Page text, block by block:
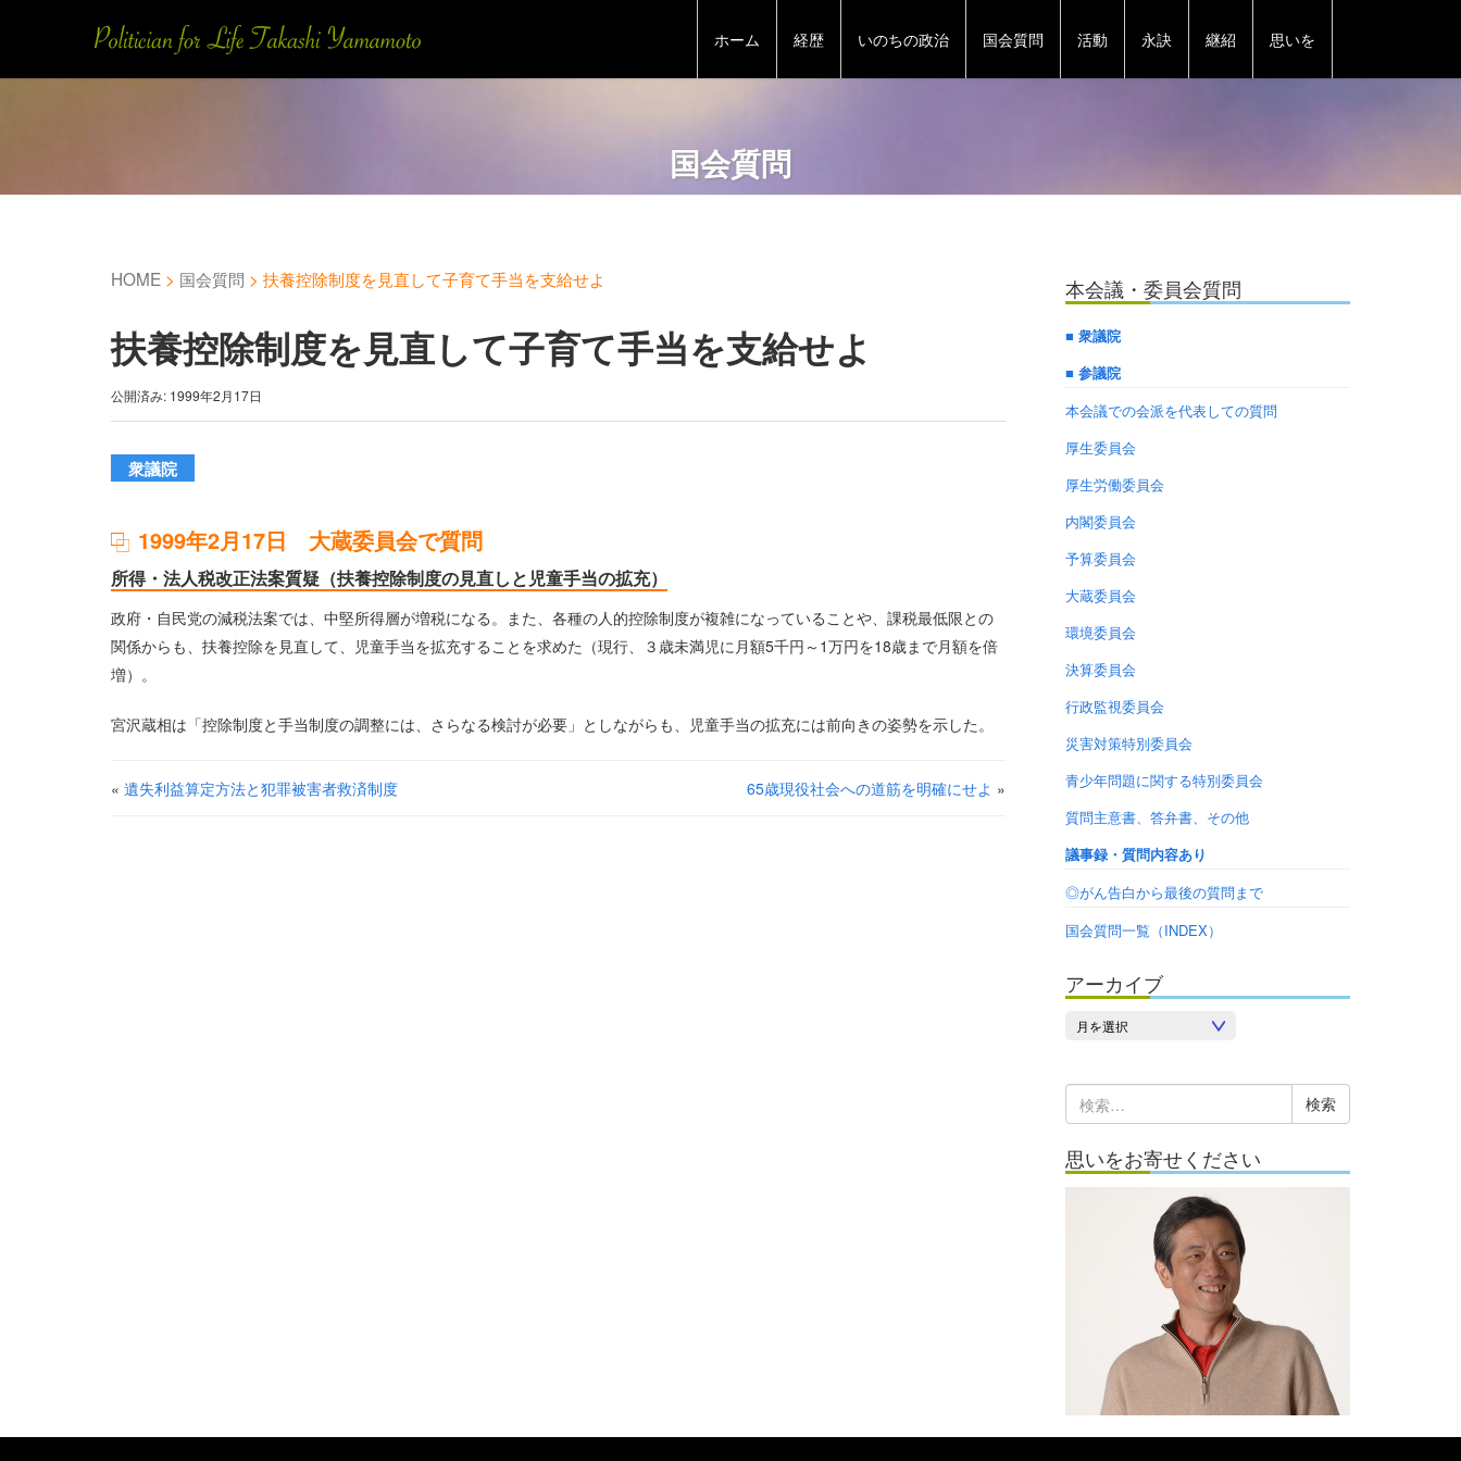
ホーム 経歴 いのちの政治 国会質問 活動 永訣 継紹 思いを
国会質問
HOME > 国会質問 > 扶養控除制度を見直して子育て手当を支給せよ
扶養控除制度を見直して子育て手当を支給せよ
公開済み: 1999年2月17日
衆議院
1999年2月17日 大蔵委員会で質問
所得・法人税改正法案質疑（扶養控除制度の見直しと児童手当の拡充）
政府・自民党の減税法案では、中堅所得層が増税になる。また、各種の人的控除制度が複雑になっていることや、課税最低限との
関係からも、扶養控除を見直して、児童手当を拡充することを求めた（現行、３歳未満児に月額5千円～1万円を18歳まで月額を倍
増）。
宮沢蔵相は「控除制度と手当制度の調整には、さらなる検討が必要」としながらも、児童手当の拡充には前向きの姿勢を示した。
« 遺失利益算定方法と犯罪被害者救済制度 65歳現役社会への道筋を明確にせよ »
本会議・委員会質問
■ 衆議院
■ 参議院
本会議での会派を代表しての質問
厚生委員会
厚生労働委員会
内閣委員会
予算委員会
大蔵委員会
環境委員会
決算委員会
行政監視委員会
災害対策特別委員会
青少年問題に関する特別委員会
質問主意書、答弁書、その他
議事録・質問内容あり
◎がん告白から最後の質問まで
国会質問一覧（INDEX）
アーカイブ
カ
索:
思いをお寄せください